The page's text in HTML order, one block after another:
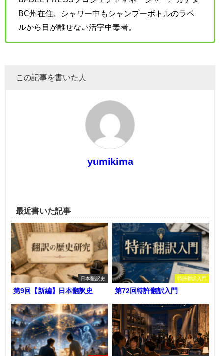
BC州在住。シャワー中もシャンプーボトルのラベ
ルから目が離せない活字中毒者。
この記事を書いた人
yumikima
最近書いた記事
日本翻訳史
第9回【新編】日本翻訳史
特許翻訳入門
第72回特許翻訳入門